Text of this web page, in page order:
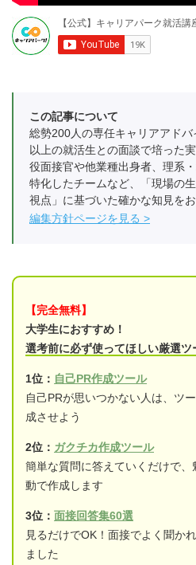
この記事について
総勢200人の専任キャリアアド
以上の就活生との面談で培った
役面接官や他業種出身者、理系
特化したチームなど、「現場の
視点」に基づいた確かな知見をお
編集方針ページを見る
【完全無料】
大学生におすすめ！
選考前に必ず使ってほしい厳選ツ
1位： 自己PR作成ツール
自己PRが思いつかない人は、ツ
成させよう
2位： ガクチカ作成ツール
簡単な質問に答えていくだけで
動で作成します
3位： 面接回答集60選
見るだけでOK！面接でよく聞か
ました